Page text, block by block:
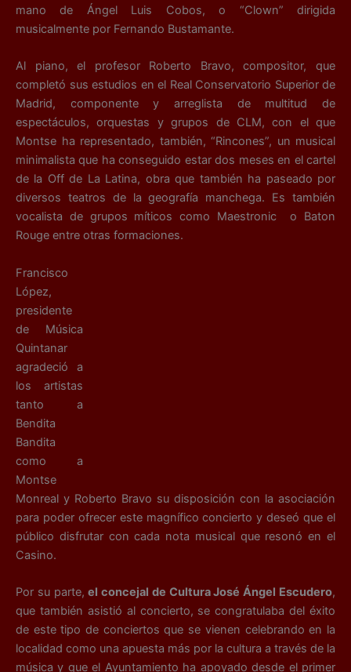
mano de Ángel Luis Cobos, o “Clown” dirigida
musicalmente por Fernando Bustamante.
Al piano, el profesor Roberto Bravo, compositor, que
completó sus estudios en el Real Conservatorio Superior de
Madrid, componente y arreglista de multitud de
espectáculos, orquestas y grupos de CLM, con el que
Montse ha representado, también, “Rincones”, un musical
minimalista que ha conseguido estar dos meses en el cartel
de la Off de La Latina, obra que también ha paseado por
diversos teatros de la geografía manchega. Es también
vocalista de grupos míticos como Maestronic o Baton
Rouge entre otras formaciones.
Francisco
López,
presidente
de Música
Quintanar
agradeció a
los artistas
tanto a
Bendita
Bandita
como a
Montse
Monreal y Roberto Bravo su disposición con la asociación
para poder ofrecer este magnífico concierto y deseó que el
público disfrutar con cada nota musical que resonó en el
Casino.
Por su parte,el concejal de Cultura José Ángel Escudero,
que también asistió al concierto, se congratulaba del éxito
de este tipo de conciertos que se vienen celebrando en la
localidad como una apuesta más por la cultura a través de la
música y que el Ayuntamiento ha apoyado desde el primer